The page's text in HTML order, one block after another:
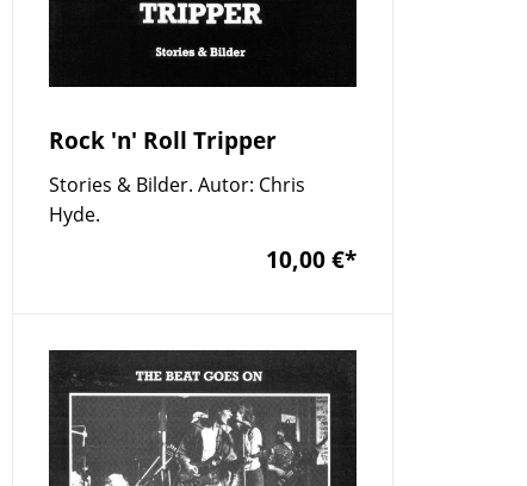
Rock 'n' Roll Tripper
Stories & Bilder. Autor: Chris
Hyde.
10,00 €*